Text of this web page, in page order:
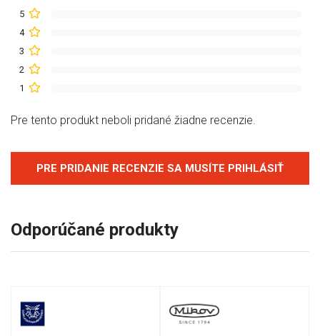
5
4
3
2
1
Pre tento produkt neboli pridané žiadne recenzie.
PRE PRIDANIE RECENZIE SA MUSÍTE PRIHLÁSIŤ
Odporúčané produkty